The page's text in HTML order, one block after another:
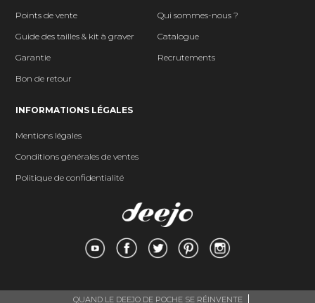
Points de vente
Guide des tailles & kit à graver
Garantie
Bon de retour
Qui sommes-nous ?
Catalogue
Recrutements
INFORMATIONS LÉGALES
Mentions légales
Conditions générales de ventes
Politique de confidentialité
QUAND LE DEEJO DE POCHE SE RÉINVENTE